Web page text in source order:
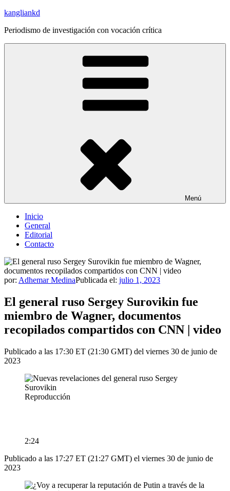
Saltar
contenido
kangliankd
Periodismo de investigación con vocación crítica
Menú
Inicio
General
Editorial
Contacto
por: Adhemar MedinaPublicada el: julio 1, 2023
El general ruso Sergey Surovikin fue
miembro de Wagner, documentos
recopilados compartidos con CNN | video
Publicado a las 17:30 ET (21:30 GMT) del viernes 30 de junio de
2023
Reproducción
2:24
Publicado a las 17:27 ET (21:27 GMT) el viernes 30 de junio de
2023